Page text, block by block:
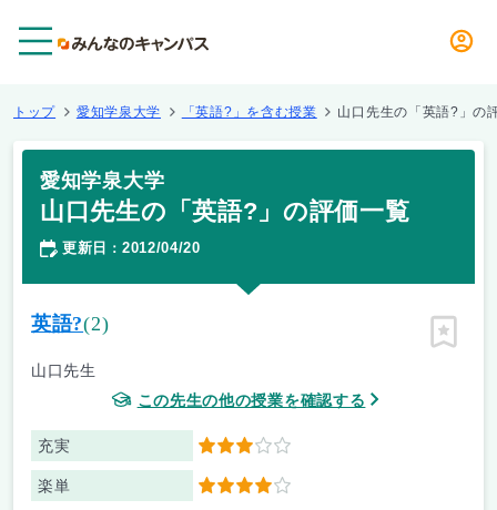
トップ 愛知学泉大学 「英語?」を含む授業 山口先生の「英語?」の
愛知学泉大学
山口先生の「英語?」の評価一覧
更新日 ： 2012/04/20
英語?(2)
山口先生
この先生の他の授業を確認する
充実 3
楽単 4
ピン留